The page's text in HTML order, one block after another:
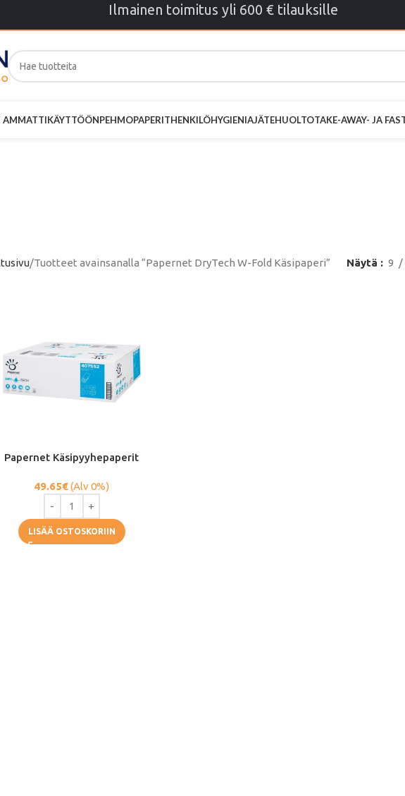
Ilmainen toimitus yli 600 € tilauksille
AMMATTIKÄYTTÖÖNPEHMOPAPERITHENKILÖHYGIENIAJÄTEHUOLTOTAKE-AWAY- JA
Tuotteet avainsanalla “Papernet DryTech W-Fold Käsipaperi” Näytä 9
Papernet Käsipyyhepaperit
49.65€(Alv 0%)
LISÄÄ OSTOSKORIIN